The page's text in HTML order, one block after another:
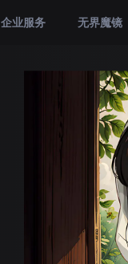
企业服务 无界魔镜